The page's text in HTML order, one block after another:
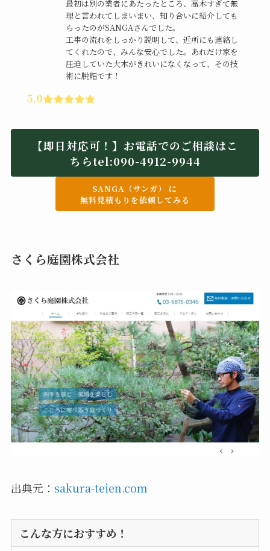
最初は別の業者にあたったところ、高木すぎて無
理と言われてしまいまい、知り合いに紹介しても
らったのがSANGAさんでした。
工事の流れをしっかり説明して、近所にも連絡し
てくれたので、みんな安心でした。あれだけ家を
圧迫していた大木がきれいになくなって、その技
術に脱帽です！
5.0
【即日対応可！】お電話でのご相談はこ
ちらtel:090-4912-9944
SANGA（サンガ） に
無料見積もりを依頼してみる
さくら庭園株式会社
出典元： sakura-teien.com
こんな方におすすめ！